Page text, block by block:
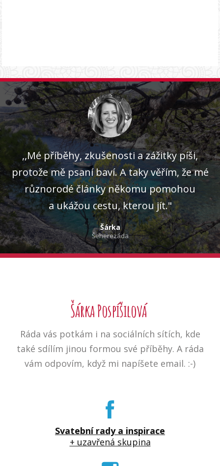
,,Mé příběhy, zkušenosti a zážitky píši,
protože mě psaní baví. A taky věřím, že mé
různorodé články někomu pomohou
a ukážou cestu, kterou jít."
Šárka
Šeherezáda
Šárka Pospíšilová
Ráda vás potkám i na sociálních sítích, kde
také sdílím jinou formou své příběhy. A ráda
vám odpovím, když mi napíšete email. :-)
Svatební rady a inspirace
+ uzavřená skupina